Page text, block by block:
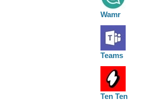
Wamr
Teams
Ten Ten